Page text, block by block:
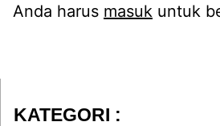
Anda harus masuk untuk
KATEGORI :